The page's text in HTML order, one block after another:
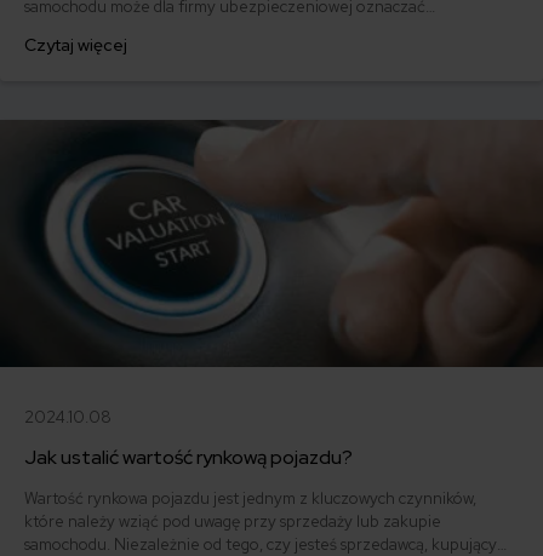
samochodu może dla firmy ubezpieczeniowej oznaczać
szkodę całkowitą i jak ustalana jest wysokość odszkodowania po jej
Czytaj więcej
2024.10.08
Jak ustalić wartość rynkową pojazdu?
Wartość rynkowa pojazdu jest jednym z kluczowych czynników,
które należy wziąć pod uwagę przy sprzedaży lub zakupie
samochodu. Niezależnie od tego, czy jesteś sprzedawcą, kupującym